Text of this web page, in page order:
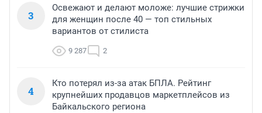
3
Освежают и делают моложе: лучшие стрижки
для женщин после 40 — топ стильных
вариантов от стилиста
9 287 2
4
Кто потерял из-за атак БПЛА. Рейтинг
крупнейших продавцов маркетплейсов из
Байкальского региона